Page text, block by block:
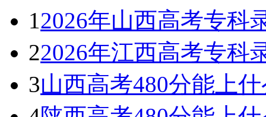
12026年山西高考专科
22026年江西高考专科
3山西高考480分能上